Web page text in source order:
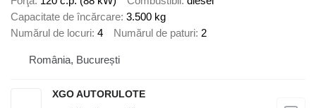
Capacitate de încărcare 3.500 kg
Numărul de locuri 4 Numărul de paturi 2
România, București
XGO AUTORULOTE